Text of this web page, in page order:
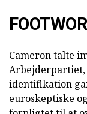
Cameron talte
Arbejderpartiet,
identifikation
euroskeptiske